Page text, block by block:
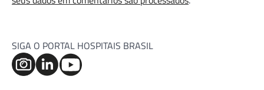
SIGA O PORTAL HOSPITAIS BRASIL